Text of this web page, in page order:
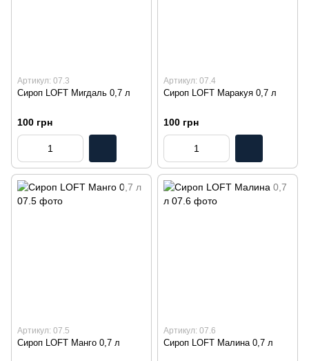
Артикул: 07.3
Сироп LOFT Мигдаль 0,7 л
100 грн
Артикул: 07.4
Сироп LOFT Маракуя 0,7 л
100 грн
Артикул: 07.5
Сироп LOFT Манго 0,7 л
Артикул: 07.6
Сироп LOFT Малина 0,7 л